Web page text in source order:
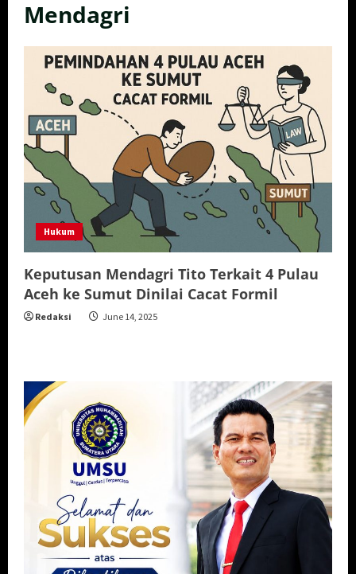
Mendagri
Hukum
Keputusan Mendagri Tito Terkait 4 Pulau
Aceh ke Sumut Dinilai Cacat Formil
Redaksi June 14, 2025